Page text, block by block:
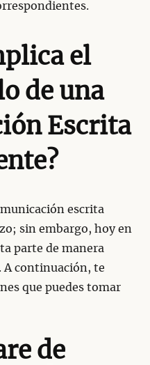
el
de una
Escrita
escrita
sin embargo, hoy en
parte de manera
A continuación, te
que puedes tomar
de